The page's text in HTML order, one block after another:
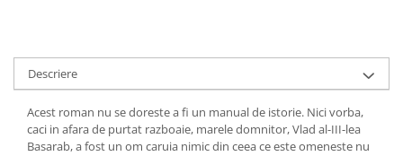
Descriere
Acest roman nu se doreste a fi un manual de istorie. Nici vorba,
caci in afara de purtat razboaie, marele domnitor, Vlad al-III-lea
Basarab, a fost un om caruia nimic din ceea ce este omeneste nu